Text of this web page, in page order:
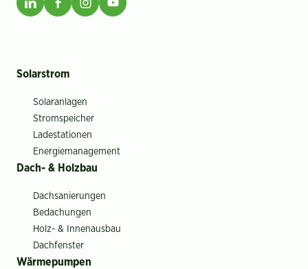
Solarstrom
Solaranlagen
Stromspeicher
Ladestationen
Energiemanagement
Dach- & Holzbau
Dachsanierungen
Bedachungen
Holz- & Innenausbau
Dachfenster
Wärmepumpen